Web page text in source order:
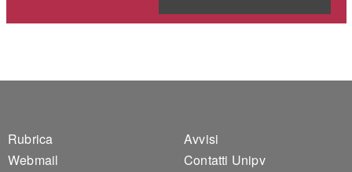
Footer 1
Rubrica
Webmail
Footer 2
Avvisi
Contatti Unipv